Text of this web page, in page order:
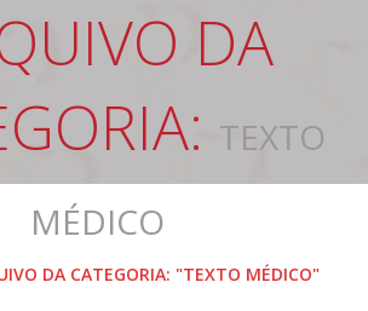
DA
TEXTO
MÉDICO
DA CATEGORIA: "TEXTO MÉDICO"